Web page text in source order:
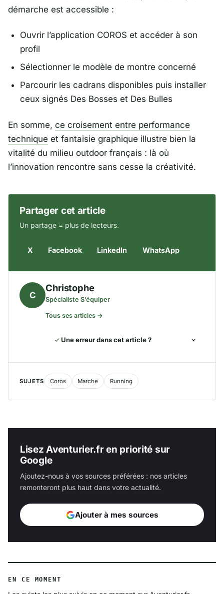
démarche est accessible :
Ouvrir l’application COROS et accéder à son
profil
Sélectionner le modèle de montre concerné
Parcourir les cadrans disponibles puis installer
ceux signés Des Bosses et Des Bulles
En somme, ce croisement entre performance
technique et fantaisie graphique illustre bien la
vitalité du milieu outdoor français : là où
l’innovation rencontre sans cesse la créativité.
Partager cet article
Un partage = plus de lecteurs.
X Facebook LinkedIn WhatsApp
C
Christophe
Spécialiste S’équiper
Tous ses articles →
Une erreur dans cet article ?
SUJETS Coros Marche Running
Lisez Aventurier.fr en priorité sur
Google
Ajoutez-nous à vos sources préférées : nos articles
remonteront plus haut dans votre actualité.
Ajouter à mes sources
EN CE MOMENT